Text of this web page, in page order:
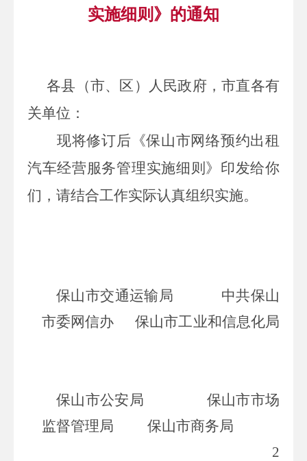
实施细则》的通知
各县（市、区）
人民政府，市直各有
关单位 ：
现将修订后《保山市网络预约出租
汽车经营服务管理实施细则 》印发给你
们，请结合工作实际认真组织实施。
保山市交通运输局 中共保山
市委网信办保山市工业和信息化局
保山市公安局 保山市市场
监督管理局
保山市商务局
2